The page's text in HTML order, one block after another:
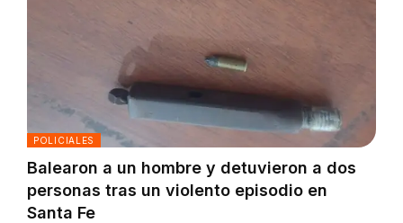
POLICIALES
Balearon a un hombre y detuvieron a dos
personas tras un violento episodio en
Santa Fe